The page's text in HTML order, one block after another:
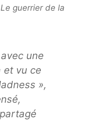
Le guerrier de la
une
et vu ce
»,